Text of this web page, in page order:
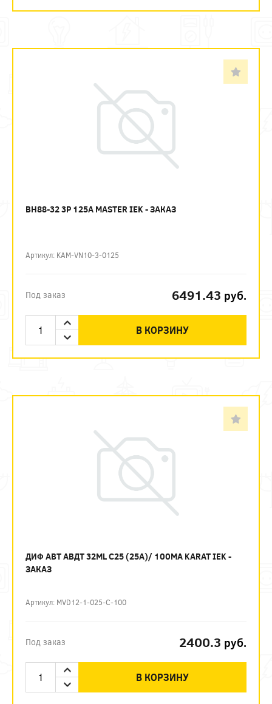
ВН88-32 3P 125А MASTER IEK - ЗАКАЗ
Артикул: KAM-VN10-3-0125
Под заказ 6491.43 руб.
В КОРЗИНУ
ДИФ АВТ АВДТ 32ML C25 (25А)/ 100МА KARAT IEK -
ЗАКАЗ
Артикул: MVD12-1-025-C-100
Под заказ 2400.3 руб.
В КОРЗИНУ